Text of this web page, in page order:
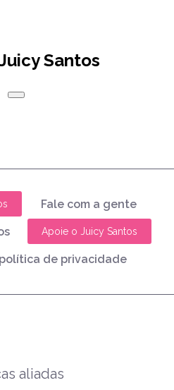
Santos
Fale com a gente
Apoie o Juicy Santos
de privacidade
aliadas